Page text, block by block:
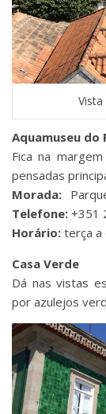
Aquamuseu do
Fica na
pensadas
Morada:
Telefone: +351
Horário: terça a
Casa Verde
Dá nas vistas
por azulejos